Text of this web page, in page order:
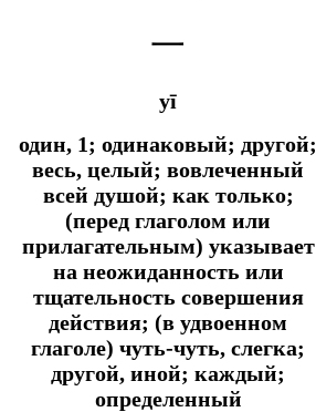
一
yī
один, 1; одинаковый; другой;
весь, целый; вовлеченный
всей душой; как только;
(перед глаголом или
прилагательным) указывает
на неожиданность или
тщательность совершения
действия; (в удвоенном
глаголе) чуть-чуть, слегка;
другой, иной; каждый;
определенный